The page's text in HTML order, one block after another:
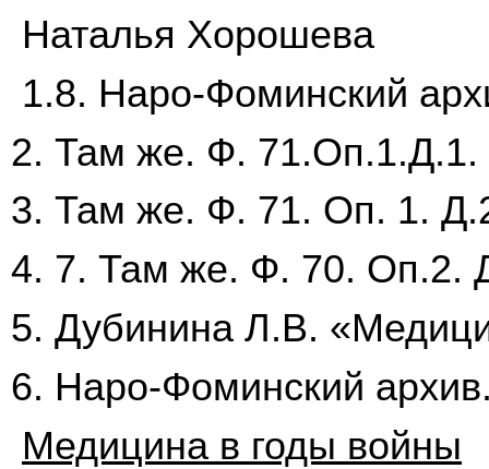
Наталья Хорошева
1.8. Наро-Фоминский
Там же. Ф. 71.Оп.1.Д.1.
Там же. Ф. 71. Оп. 1.
7. Там же. Ф. 70. Оп.2.
Дубинина Л.В.
Наро-Фоминский
Медицина в годы войны